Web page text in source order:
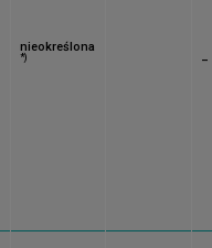
nieokreślona
*)